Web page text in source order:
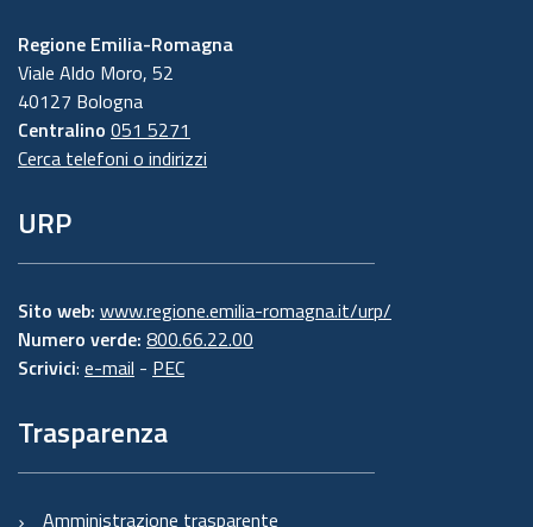
Regione Emilia-Romagna
Viale Aldo Moro, 52
40127 Bologna
Centralino 051 5271
Cerca telefoni o indirizzi
URP
Sito web: www.regione.emilia-romagna.it/urp/
Numero verde: 800.66.22.00
Scrivici: e-mail - PEC
Trasparenza
Amministrazione trasparente